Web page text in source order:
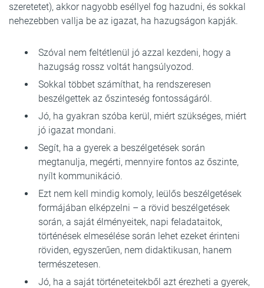
szeretetet), akkor nagyobb eséllyel fog hazudni, és sokkal
nehezebben vallja be az igazat, ha hazugságon kapják.
Szóval nem feltétlenül jó azzal kezdeni, hogy a
hazugság rossz voltát hangsúlyozod.
Sokkal többet számíthat, ha rendszeresen
beszélgettek az őszinteség fontosságáról.
Jó, ha gyakran szóba kerül, miért szükséges, miért
jó igazat mondani.
Segít, ha a gyerek a beszélgetések során
megtanulja, megérti, mennyire fontos az őszinte,
nyílt kommunikáció.
Ezt nem kell mindig komoly, leülős beszélgetések
formájában elképzelni – a rövid beszélgetések
során, a saját élményeitek, napi feladataitok,
történések elmesélése során lehet ezeket érinteni
röviden, egyszerűen, nem didaktikusan, hanem
természetesen.
Jó, ha a saját történeteitekből azt érezheti a gyerek,